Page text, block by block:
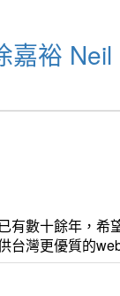
嘉裕
有數十餘年，
台灣更優質的